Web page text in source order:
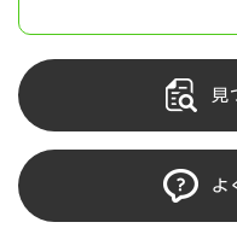
見
よ